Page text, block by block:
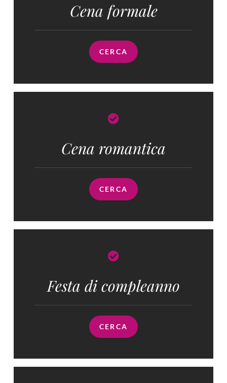
Cena formale
CERCA
Cena romantica
CERCA
Festa di compleanno
CERCA